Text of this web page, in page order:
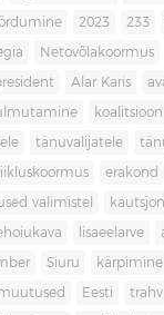
2023 233
Netovõlakoormus
Alar Karis
koalitsioon
tänuvalijatele
liikluskoormus erakond
valimistel kautsjon
lisaeelarve
Siuru kärpimine
Eesti trahv